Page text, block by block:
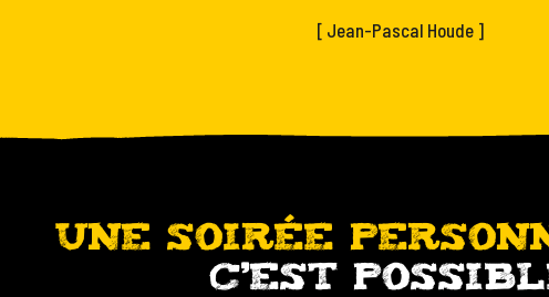
[ Jean-Pascal Houde ]
UNE SOIRÉE
C’EST